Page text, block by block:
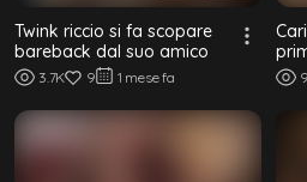
Twink riccio si fa scopare
bareback dal suo amico
3.7K 9 1 mese fa